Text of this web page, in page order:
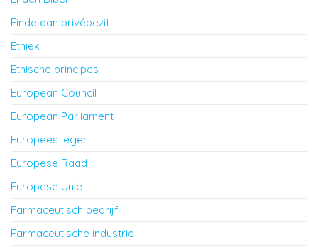
Einde aan privébezit
Ethiek
Ethische principes
European Council
European Parliament
Europees leger
Europese Raad
Europese Unie
Farmaceutisch bedrijf
Farmaceutische industrie